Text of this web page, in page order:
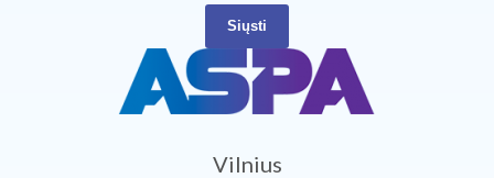
Siųsti
Vilnius